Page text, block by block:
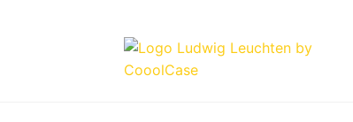
Zur
Navigation
Zum
Inhalt